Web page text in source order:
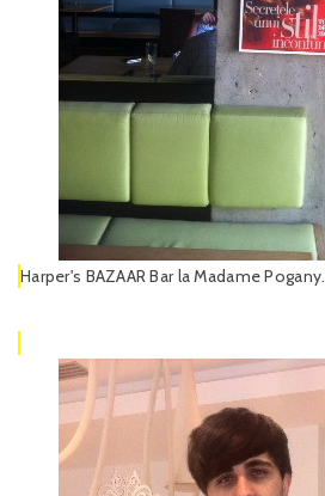
Harper's BAZAAR Bar la Madame Pogany.